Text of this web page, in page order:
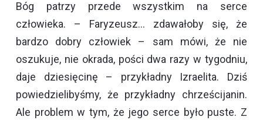
Bóg patrzy przede wszystkim na serce
człowieka. – Faryzeusz… zdawałoby się, że
bardzo dobry człowiek – sam mówi, że nie
oszukuje, nie okrada, pości dwa razy w tygodniu,
daje dziesięcinę – przykładny Izraelita. Dziś
powiedzielibyśmy, że przykładny chrześcijanin.
Ale problem w tym, że jego serce było puste. Z